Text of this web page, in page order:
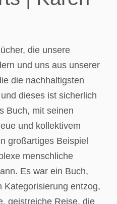
die unsere
und uns aus unserer
die nachhaltigsten
dieses ist sicherlich
Buch, mit seinen
und kollektivem
großartiges Beispiel
menschliche
Es war ein Buch,
Kategorisierung entzog,
geistreiche Reise, die